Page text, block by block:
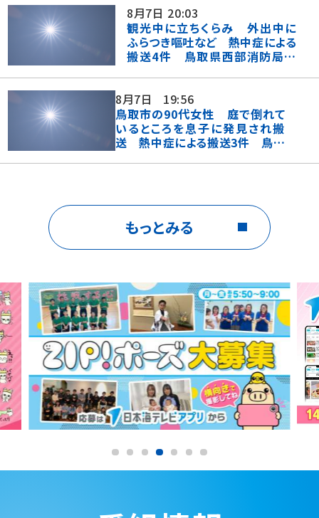
8月7日 20:03
観光中に立ちくらみ 外出中に
ふらつき嘔吐など 熱中症による
搬送4件 鳥取県西部消防局管
8月7日
19:56
鳥取市の90代女性 庭で倒れて
いるところを息子に発見され搬
送 熱中症による搬送3件 鳥取
もっとみる